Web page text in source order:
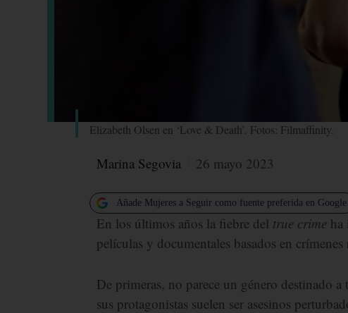
Elizabeth Olsen en ‘Love & Death’. Fotos: Filmaffinity.
Marina Segovia 26 mayo 2023
Añade Mujeres a Seguir como fuente preferida en Google
En los últimos años la fiebre del true crime ha
películas y documentales basados en crímenes
De primeras, no parece un género destinado
sus protagonistas suelen ser asesinos